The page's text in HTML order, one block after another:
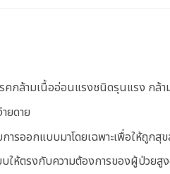
กล้ามเนื้ออ่อนแรงชนิดรุนแรง กล้า
ยดาย
ารออกแบบมาโดยเฉพาะเพื่อให้ถูก
ห้ตรงกับความต้องการของผู้ป่วยสู